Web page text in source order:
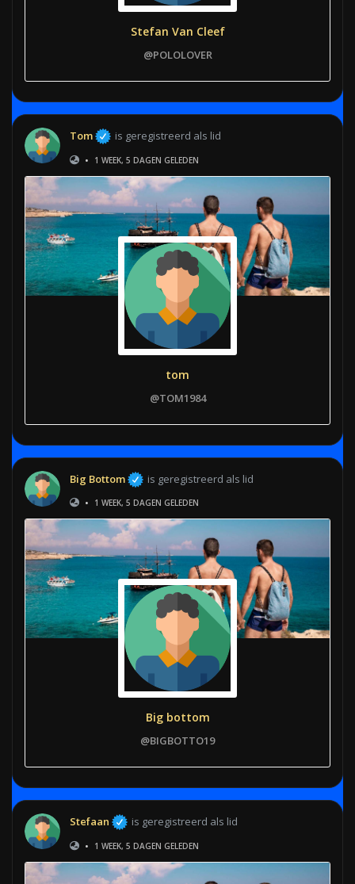
Stefan Van Cleef
@POLOLOVER
Tom
is geregistreerd als lid
•
1 WEEK, 5 DAGEN GELEDEN
tom
@TOM1984
Big Bottom
is geregistreerd als lid
•
1 WEEK, 5 DAGEN GELEDEN
Big bottom
@BIGBOTTO19
Stefaan
is geregistreerd als lid
•
1 WEEK, 5 DAGEN GELEDEN